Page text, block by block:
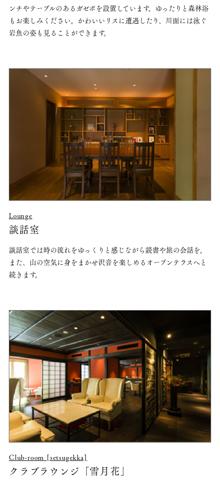
ンチやテーブルのあるガゼボを設置しています。ゆったりと森林浴
もお楽しみください。かわいいリスに遭遇したり、川面には泳ぐ
岩魚の姿も見ることができます。
Lounge
談話室
談話室では時の流れをゆっくりと感じながら読書や旅の会話を。
また、山の空気に身をまかせ沢音を楽しめるオープンテラスへと
続きます。
Club-room [setsugekka]
クラブラウンジ「雪月花」